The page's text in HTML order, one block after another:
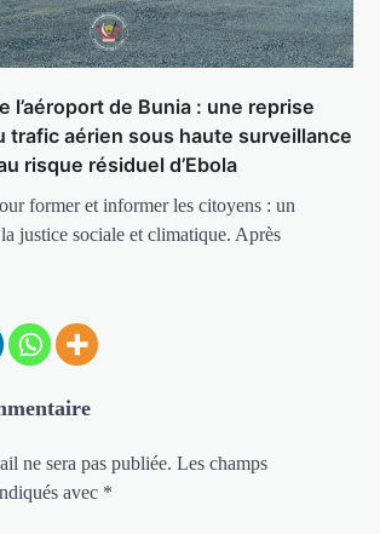
l’aéroport de Bunia : une reprise
trafic aérien sous haute surveillance
risque résiduel d’Ebola
former et informer les citoyens : un
justice sociale et climatique. Après
ne sera pas publiée. Les champs
avec *